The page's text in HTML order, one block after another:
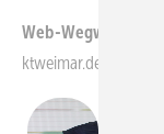
Web-Wegweiser:
ktweimar.de